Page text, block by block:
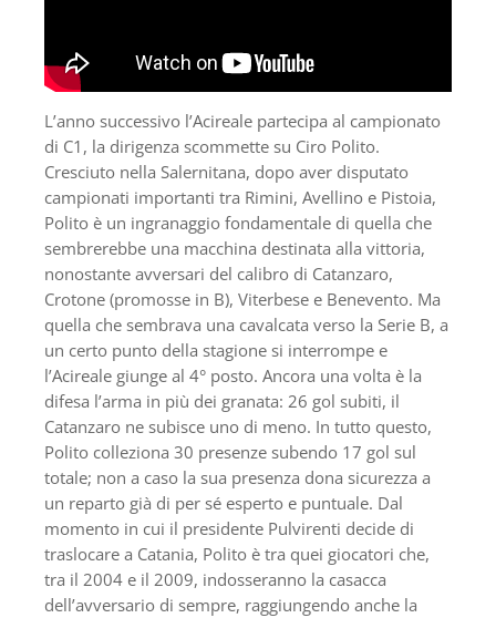
L’anno successivo l’Acireale partecipa al campionato
di C1, la dirigenza scommette su Ciro Polito.
Cresciuto nella Salernitana, dopo aver disputato
campionati importanti tra Rimini, Avellino e Pistoia,
Polito è un ingranaggio fondamentale di quella che
sembrerebbe una macchina destinata alla vittoria,
nonostante avversari del calibro di Catanzaro,
Crotone (promosse in B), Viterbese e Benevento. Ma
quella che sembrava una cavalcata verso la Serie B, a
un certo punto della stagione si interrompe e
l’Acireale giunge al 4° posto. Ancora una volta è la
difesa l’arma in più dei granata: 26 gol subiti, il
Catanzaro ne subisce uno di meno. In tutto questo,
Polito colleziona 30 presenze subendo 17 gol sul
totale; non a caso la sua presenza dona sicurezza a
un reparto già di per sé esperto e puntuale. Dal
momento in cui il presidente Pulvirenti decide di
traslocare a Catania, Polito è tra quei giocatori che,
tra il 2004 e il 2009, indosseranno la casacca
dell’avversario di sempre, raggiungendo anche la